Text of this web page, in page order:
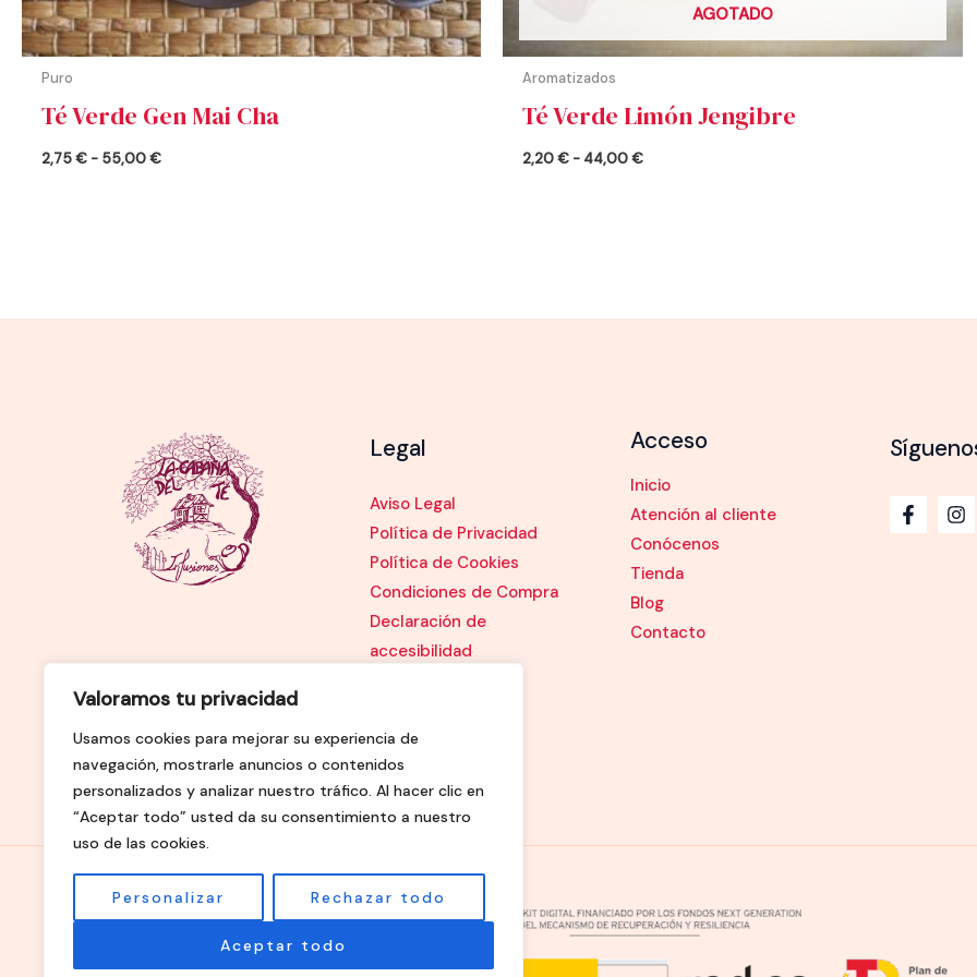
Valoramos tu privacidad
Usamos cookies para mejorar su experiencia de
navegación, mostrarle anuncios o contenidos
personalizados y analizar nuestro tráfico. Al hacer clic en
“Aceptar todo” usted da su consentimiento a nuestro
uso de las cookies.
Personalizar Rechazar todo
Aceptar todo
Puro
Té Verde Gen Mai Cha
2,75€ - 55,00€
AGOTADO
Aromatizados
Té Verde Limón Jengibre
2,20€ - 44,00€
Legal
Aviso Legal
Política de Privacidad
Política de Cookies
Condiciones de Compra
Declaración de
accesibilidad
Acceso
Inicio
Atención al cliente
Conócenos
Tienda
Blog
Contacto
Copyright © 2026 cabanadelte.com